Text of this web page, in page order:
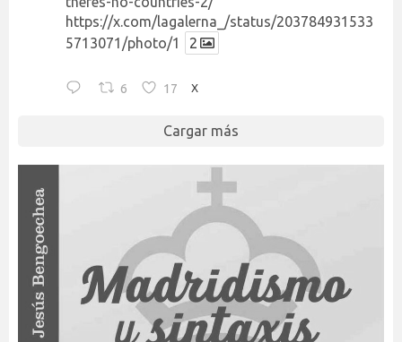
https://x.com/lagalerna_/status/203784931533
5713071/photo/1
2
6 17 X
Cargar más